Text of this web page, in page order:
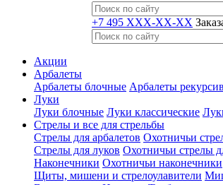
+7 495 XXX-XX-XX
Акции
Арбалеты
Арбалеты блочные Арбалеты
Луки
Луки блочные Луки классические
Стрелы и все для стрельбы
Стрелы для арбалетов Охотничьи
Стрелы для луков Охотничьи стрелы
Наконечники Охотничьи наконечники
Щиты, мишени и стрелоулавители